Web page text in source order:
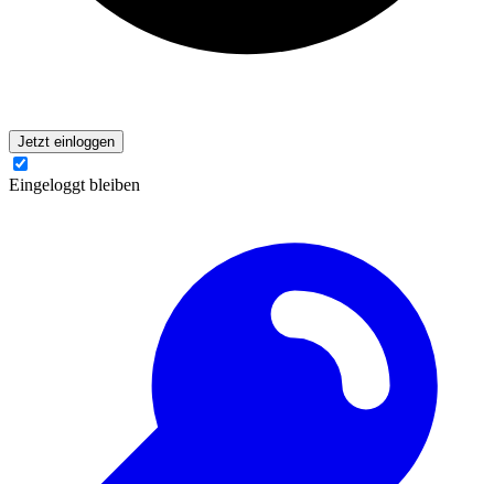
Jetzt einloggen
Eingeloggt bleiben